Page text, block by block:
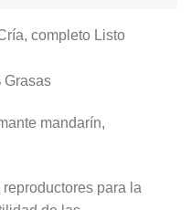
completo Listo
Grasas
mandarín,
para la